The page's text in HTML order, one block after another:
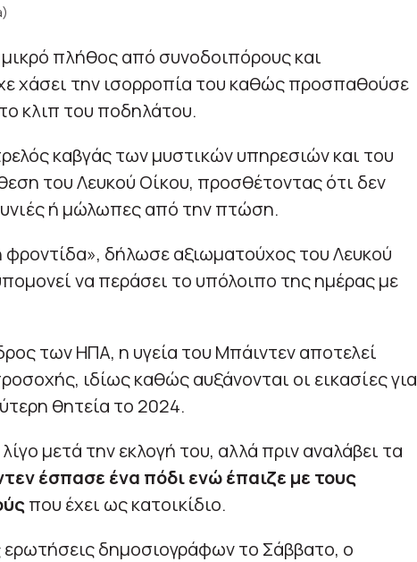
πλήθος από συνοδοιπόρους και
χάσει την ισορροπία του καθώς προσπαθούσε
κλιπ του ποδηλάτου.
καβγάς των μυστικών υπηρεσιών και του
του Λευκού Οίκου, προσθέτοντας ότι δεν
ή μώλωπες από την πτώση.
φροντίδα», δήλωσε αξιωματούχος του Λευκού
να περάσει το υπόλοιπο της ημέρας με
των ΗΠΑ, η υγεία του Μπάιντεν αποτελεί
ιδίως καθώς αυξάνονται οι εικασίες για
θητεία το 2024.
μετά την εκλογή του, αλλά πριν αναλάβει τα
έσπασε ένα πόδι ενώ έπαιζε με τους
που έχει ως κατοικίδιο.
δημοσιογράφων το Σάββατο, ο